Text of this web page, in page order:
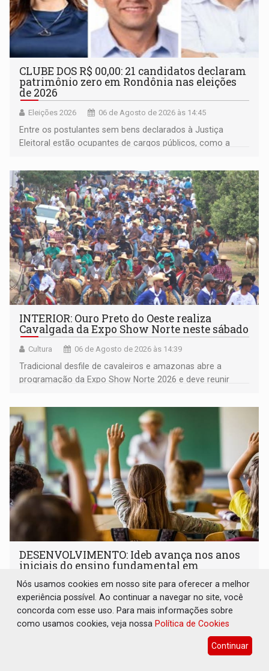
CLUBE DOS R$ 00,00: 21 candidatos declaram
patrimônio zero em Rondônia nas eleições
de 2026
Eleições 2026 06 de Agosto de 2026 às 14:45
Entre os postulantes sem bens declarados à Justiça
Eleitoral estão ocupantes de cargos públicos, como a
Pedro Geovar (PP) e a vice-prefeita Magna dos Anjos
(NOVO)
INTERIOR: Ouro Preto do Oeste realiza
Cavalgada da Expo Show Norte neste sábado
Cultura 06 de Agosto de 2026 às 14:39
Tradicional desfile de cavaleiros e amazonas abre a
programação da Expo Show Norte 2026 e deve reunir
DESENVOLVIMENTO: Ideb avança nos anos
iniciais do ensino fundamental em
Comunidade 06 de Agosto de 2026 às 14:30
Indicadores de 2025 crescem nos anos iniciais do ensino
fundamental e se mantêm nos anos finais; e no ensino
Nós usamos cookies em nosso site para oferecer a melhor
experiência possível. Ao continuar a navegar no site, você
concorda com esse uso. Para mais informações sobre
como usamos cookies, veja nossa Política de Cookies
Continuar